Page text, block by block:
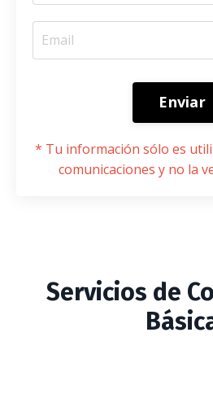
Enviar
* Tu información sólo es
comunicaciones y no la
Servicios de